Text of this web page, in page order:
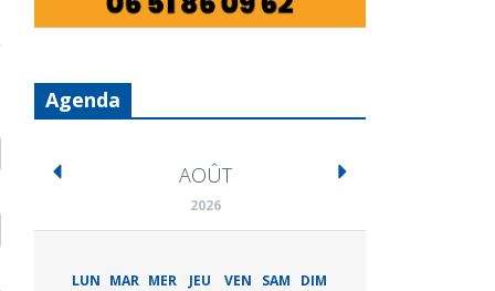
Agenda
AOÛT
2026
LUN MAR MER JEU VEN SAM DIM